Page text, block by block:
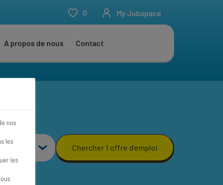
A propos de nous Contact
0 My Jobspace
Chercher 1 offre d'emploi
nos
les
les